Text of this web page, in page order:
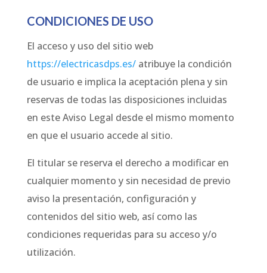
CONDICIONES DE USO
El acceso y uso del sitio web
https://electricasdps.es/atribuye la condición
de usuario e implica la aceptación plena y sin
reservas de todas las disposiciones incluidas
en este Aviso Legal desde el mismo momento
en que el usuario accede al sitio.
El titular se reserva el derecho a modificar en
cualquier momento y sin necesidad de previo
aviso la presentación, configuración y
contenidos del sitio web, así como las
condiciones requeridas para su acceso y/o
utilización.